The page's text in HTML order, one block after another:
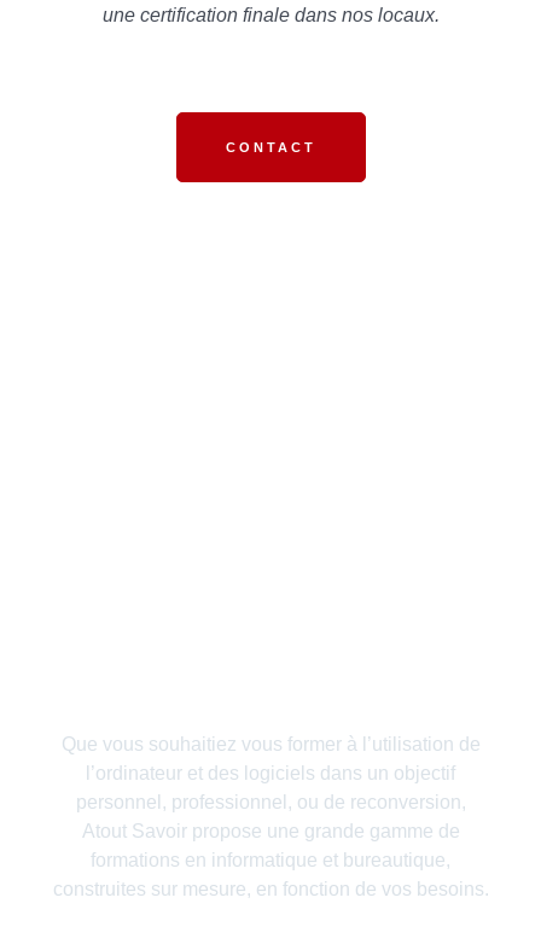
une certification finale dans nos locaux.
CONTACT
Que vous souhaitiez vous former à l’utilisation de
l’ordinateur et des logiciels dans un objectif
personnel, professionnel, ou de reconversion,
Atout Savoir propose une grande gamme de
formations en informatique et bureautique,
construites sur mesure, en fonction de vos besoins.